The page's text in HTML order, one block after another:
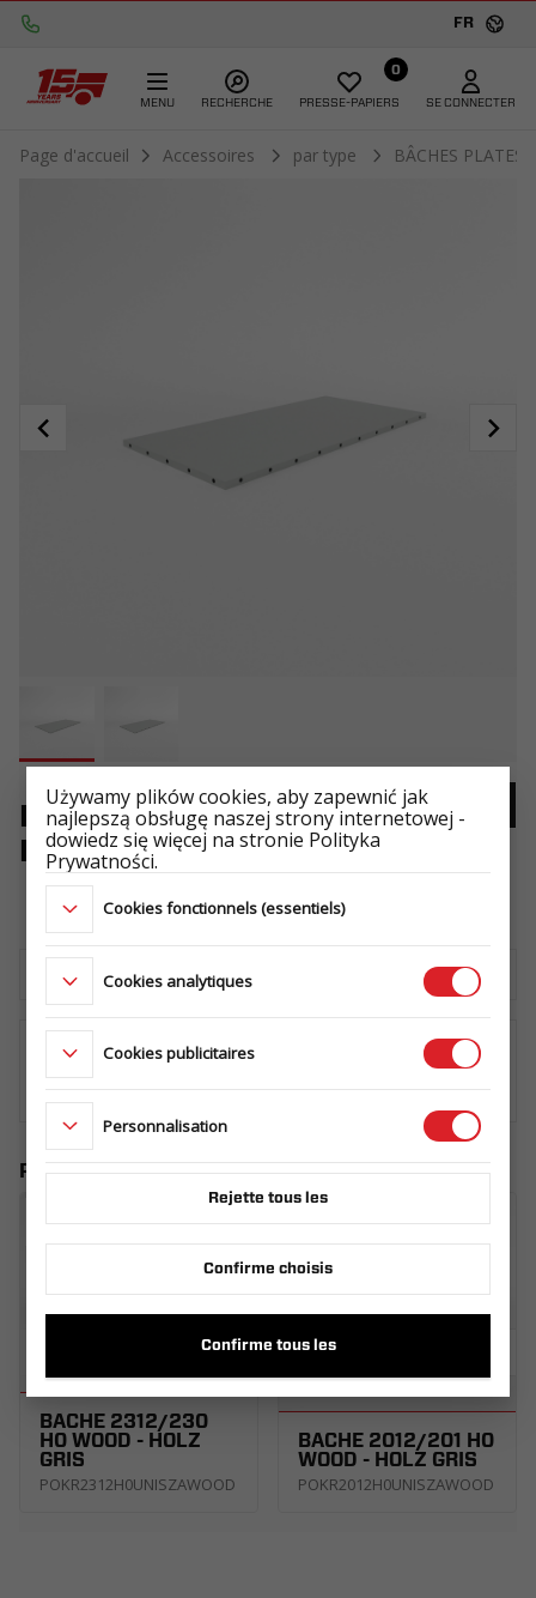
FR
MENU RECHERCHE
0
PRESSE-PAPIERS SE CONNECTER
Page d'accueil Accessoires par type BÂCHES PLATES
BÂCHE 2612/264 H0 WOOD -
HOLZ GRIS
Télécharger la fiche technique
Produits similaires
BÂCHE 2312/230
H0 WOOD - HOLZ
GRIS
POKR2312H0UNISZAWOOD
BÂCHE 2012/201 H0
WOOD - HOLZ GRIS
POKR2012H0UNISZAWOOD
Używamy plików cookies, aby zapewnić jak
najlepszą obsługę naszej strony internetowej -
dowiedz się więcej na stronie Polityka
Prywatności.
Cookies fonctionnels (essentiels)
Cookies analytiques
Cookies publicitaires
Personnalisation
Rejette tous les
Confirme choisis
Confirme tous les